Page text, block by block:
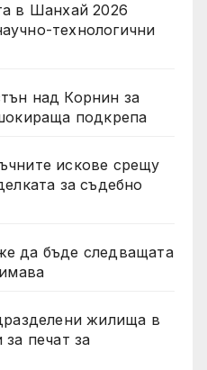
в Шанхай 2026
технологични
над Корнин за
подкрепа
искове срещу
за съдебно
да бъде следващата
жилища в
печат за